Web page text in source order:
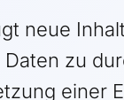
neue
zu
einer